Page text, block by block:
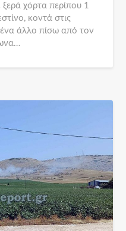
χόρτα περίπου 1
κοντά στις
ένα άλλο πίσω από τον